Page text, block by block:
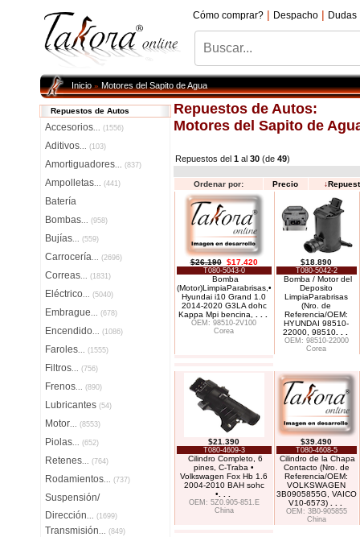
Cómo comprar? | Despacho | Dudas
Inicio»Motores del Sapito de Agua
Repuestos de Autos
Accesorios... (1556)
Aditivos... (103)
Amortiguadores... (837)
Ampolletas... (441)
Batería
Bombas... (958)
Bujías... (559)
Carrocería... (2696)
Correas... (1831)
Eléctrico... (5040)
Embrague... (678)
Encendido... (1086)
Faroles... (1555)
Filtros... (756)
Frenos... (890)
Lubricantes(54)
Motor... (8553)
Piolas... (652)
Retenes... (764)
Rodamientos... (737)
Suspensión/
Dirección... (1699)
Transmisión... (849)
Repuestos de Autos:
Motores del Sapito de
Repuestos del 1al 30(de 49)
Ordenar por: Precio ↓
$26.190 $17.420
T080-5043-0
Bomba
(Motor)LimpiaParabrisas,•
Hyundai i10 Grand 1.0
2014-2020 G3LA dohc
Kappa Mpi bencina,
OEM: 98510-2V100
Corea
$18.890
T080-5042-2
Bomba / Motor del
Deposito
LimpiaParabrisas
(Nro. de
Referencia/OEM:
HYUNDAI 98510-
22000, 98510. . .
OEM: 98510-22000
Corea
$21.390
T080-4609-3
Cilindro Completo, 6
pines, C-Traba •
Volkswagen Fox Hb 1.6
2004-2010 BAH sohc
•
OEM: 5Z0.905-851.E
China
$39.490
T080-4608-5
Cilindro de la Chapa
Contacto (Nro. de
Referencia/OEM:
VOLKSWAGEN
3B0905855G, VAICO
V10-6573)
OEM: 3B0-905855
China